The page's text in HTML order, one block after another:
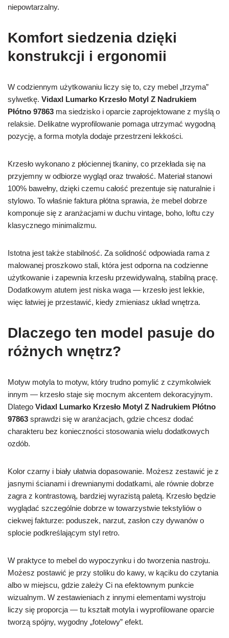
niepowtarzalny.
Komfort siedzenia dzięki
konstrukcji i ergonomii
W codziennym użytkowaniu liczy się to, czy mebel „trzyma”
sylwetkę. Vidaxl Lumarko Krzesło Motyl Z Nadrukiem
Płótno 97863 ma siedzisko i oparcie zaprojektowane z myślą o
relaksie. Delikatne wyprofilowanie pomaga utrzymać wygodną
pozycję, a forma motyla dodaje przestrzeni lekkości.
Krzesło wykonano z płóciennej tkaniny, co przekłada się na
przyjemny w odbiorze wygląd oraz trwałość. Materiał stanowi
100% bawełny, dzięki czemu całość prezentuje się naturalnie i
stylowo. To właśnie faktura płótna sprawia, że mebel dobrze
komponuje się z aranżacjami w duchu vintage, boho, loftu czy
klasycznego minimalizmu.
Istotna jest także stabilność. Za solidność odpowiada rama z
malowanej proszkowo stali, która jest odporna na codzienne
użytkowanie i zapewnia krzesłu przewidywalną, stabilną pracę.
Dodatkowym atutem jest niska waga — krzesło jest lekkie,
więc łatwiej je przestawić, kiedy zmieniasz układ wnętrza.
Dlaczego ten model pasuje do
różnych wnętrz?
Motyw motyla to motyw, który trudno pomylić z czymkolwiek
innym — krzesło staje się mocnym akcentem dekoracyjnym.
Dlatego Vidaxl Lumarko Krzesło Motyl Z Nadrukiem Płótno
97863 sprawdzi się w aranżacjach, gdzie chcesz dodać
charakteru bez konieczności stosowania wielu dodatkowych
ozdób.
Kolor czarny i biały ułatwia dopasowanie. Możesz zestawić je z
jasnymi ścianami i drewnianymi dodatkami, ale równie dobrze
zagra z kontrastową, bardziej wyrazistą paletą. Krzesło będzie
wyglądać szczególnie dobrze w towarzystwie tekstyliów o
ciekwej fakturze: poduszek, narzut, zasłon czy dywanów o
splocie podkreślającym styl retro.
W praktyce to mebel do wypoczynku i do tworzenia nastroju.
Możesz postawić je przy stoliku do kawy, w kąciku do czytania
albo w miejscu, gdzie zależy Ci na efektownym punkcie
wizualnym. W zestawieniach z innymi elementami wystroju
liczy się proporcja — tu kształt motyla i wyprofilowane oparcie
tworzą spójny, wygodny „fotelowy” efekt.